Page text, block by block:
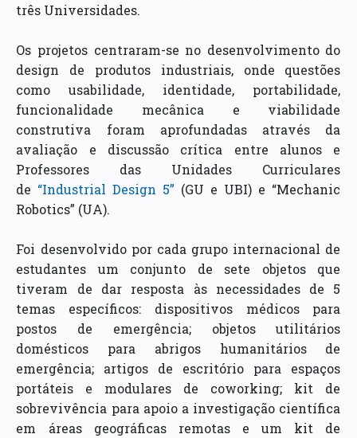
três Universidades.
Os projetos centraram-se no desenvolvimento do
design de produtos industriais, onde questões
como usabilidade, identidade, portabilidade,
funcionalidade mecânica e viabilidade
construtiva foram aprofundadas através da
avaliação e discussão crítica entre alunos e
Professores das Unidades Curriculares
de “Industrial Design 5” (GU e UBI) e “Mechanic
Robotics” (UA).
Foi desenvolvido por cada grupo internacional de
estudantes um conjunto de sete objetos que
tiveram de dar resposta às necessidades de 5
temas específicos: dispositivos médicos para
postos de emergência; objetos utilitários
domésticos para abrigos humanitários de
emergência; artigos de escritório para espaços
portáteis e modulares de coworking; kit de
sobrevivência para apoio a investigação científica
em áreas geográficas remotas e um kit de